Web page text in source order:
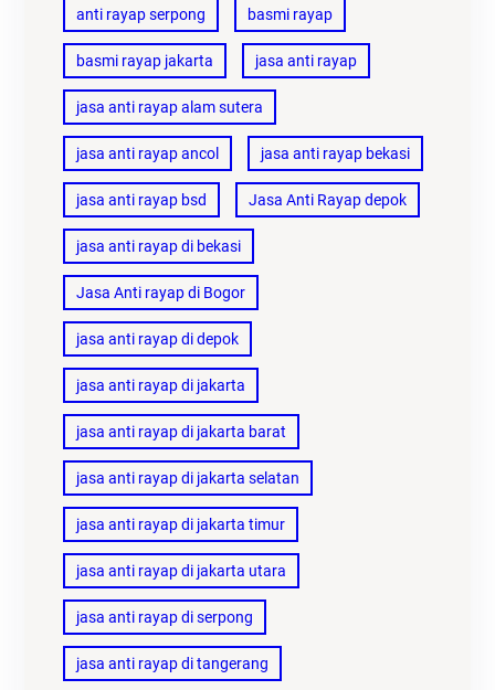
anti rayap serpong basmi rayap
basmi rayap jakarta jasa anti rayap
jasa anti rayap alam sutera
jasa anti rayap ancol jasa anti rayap bekasi
jasa anti rayap bsd Jasa Anti Rayap depok
jasa anti rayap di bekasi
Jasa Anti rayap di Bogor
jasa anti rayap di depok
jasa anti rayap di jakarta
jasa anti rayap di jakarta barat
jasa anti rayap di jakarta selatan
jasa anti rayap di jakarta timur
jasa anti rayap di jakarta utara
jasa anti rayap di serpong
jasa anti rayap di tangerang